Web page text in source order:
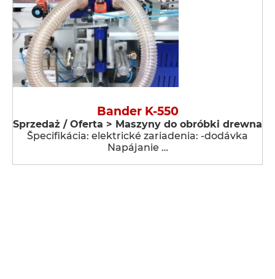
Bander K-550
Sprzedaż / Oferta > Maszyny do obróbki drewna
Špecifikácia: elektrické zariadenia: -dodávka
Napájanie …